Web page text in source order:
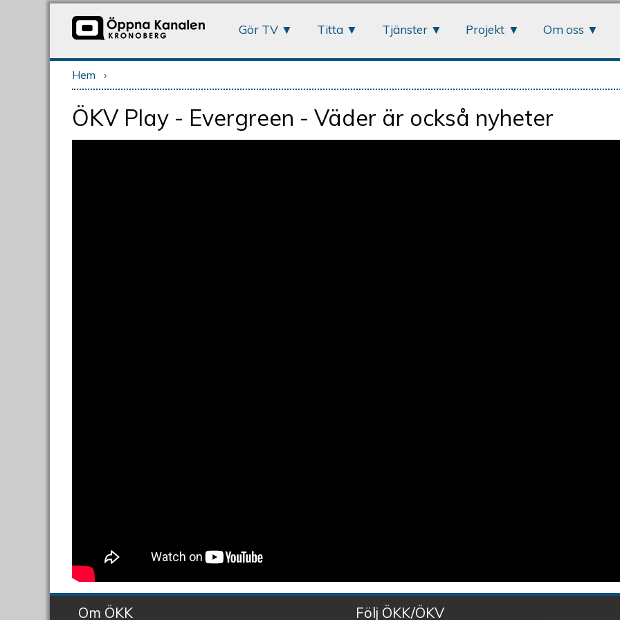
Gör TV Titta Tjänster Projekt Om oss
Du är här
Hem ›
ÖKV Play - Evergreen - Väder är också nyheter
Om ÖKK Följ ÖKK/ÖKV